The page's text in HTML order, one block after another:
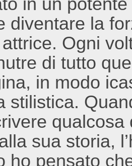
diventare la
Ogni
di tutto
in modo
stilistica.
sua storia,
ho pensato